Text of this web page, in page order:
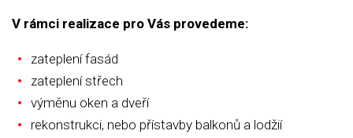
V rámci realizace pro Vás provedeme:
zateplení fasád
zateplení střech
výměnu oken a dveří
rekonstrukci, nebo přístavby balkonů a lodžií